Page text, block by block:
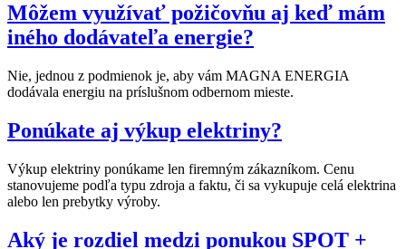
Môžem využívať požičovňu aj keď mám
iného dodávateľa energie?
Nie, jednou z podmienok je, aby vám MAGNA ENERGIA
dodávala energiu na príslušnom odbernom mieste.
Ponúkate aj výkup elektriny?
Výkup elektriny ponúkame len firemným zákazníkom. Cenu
stanovujeme podľa typu zdroja a faktu, či sa vykupuje celá elektrina
alebo len prebytky výroby.
Aký je rozdiel medzi ponukou SPOT +